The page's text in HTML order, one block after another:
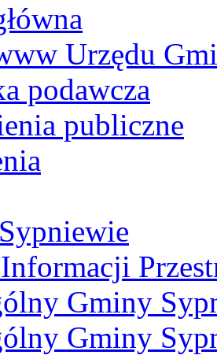
Urzędu
podawcza
publiczne
Gminy
Gminy